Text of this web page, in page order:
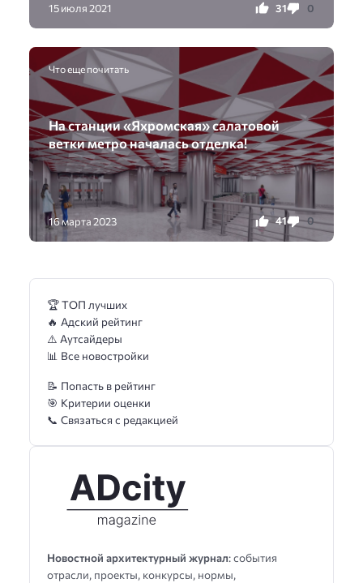
15 июля 2021 31 0
Что еще почитать
На станции «Яхромская» салатовой
ветки метро началась отделка!
16 марта 2023 41 0
Новостной архитектурный журнал: события
отрасли, проекты, конкурсы, нормы,
🏆 ТОП лучших
🔥 Адский рейтинг
⚠️ Аутсайдеры
📊 Все новостройки
📝 Попасть в рейтинг
🎯 Критерии оценки
📞 Связаться с редакцией